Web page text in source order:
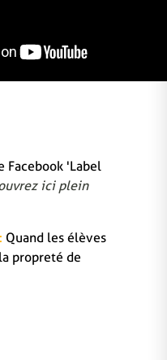
Facebook 'Label
ici plein
Quand les élèves
propreté de